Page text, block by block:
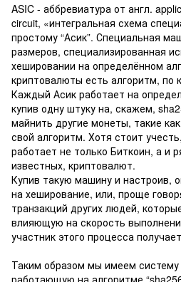
ASIC - аббревиатура от англ.
circuit, «интегральная схема
простому “Асик”. Специальная
размеров, специализированная
хешировании на определённом
криптовалюты есть алгоритм, по
Каждый Асик работает на
купив одну штуку на, скажем,
майнить другие монеты, такие
свой алгоритм. Хотя стоит
работает не только Биткоин, а и
известных, криптовалют.
Купив такую машину и настроив,
на хеширование, или, проще
транзакций других людей,
влияющую на скорость
участник этого процесса
Таким образом мы имеем систему
работающую на алгоритме